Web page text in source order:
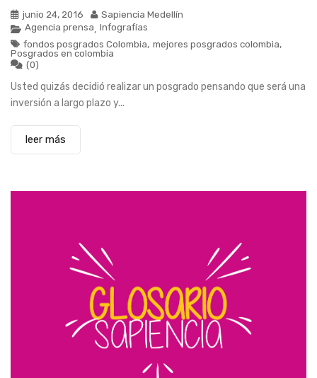
junio 24, 2016
Sapiencia Medellín
Agencia prensa, Infografías
fondos posgrados Colombia, mejores posgrados colombia,
Posgrados en colombia
(0)
Usted quizás decidió realizar un posgrado pensando que será una
inversión a largo plazo y...
leer más